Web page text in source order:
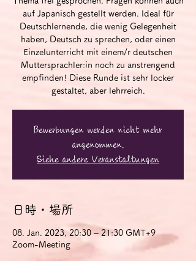
auf Japanisch gestellt werden. Ideal für
Deutschlernende, die wenig Gelegenheit
haben, Deutsch zu sprechen, oder einen
Einzelunterricht mit einem/r deutschen
Muttersprachler:in noch zu anstrengend
empfinden! Diese Runde ist sehr locker
gestaltet, aber lehrreich.
Bewerbungen werden nicht mehr
angenommen.
Siehe andere Veranstaltungen
日時・場所
08. Jan. 2023, 20:30 – 21:30 GMT+9
Zoom-Meeting